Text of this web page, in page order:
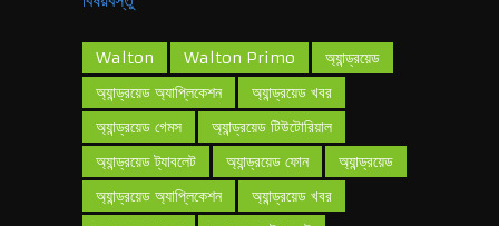
Walton Walton Primo
অ্যান্ড্রয়েড
অ্যান্ড্রয়েড অ্যাপ্লিকেশন
অ্যান্ড্রয়েড খবর
অ্যান্ড্রয়েড গেমস
অ্যান্ড্রয়েড টিউটোরিয়াল
অ্যান্ড্রয়েড ট্যাবলেট
অ্যান্ড্রয়েড ফোন
অ্যান্ড্রয়েড
অ্যান্ড্রয়েড অ্যাপ্লিকেশন
অ্যান্ড্রয়েড খবর